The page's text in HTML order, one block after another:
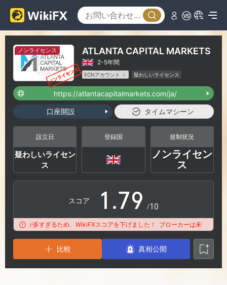
ノンライセンス ATLANTA CAPITAL MARKETS
2-5年間
ECNアカウント
疑わしいライセンス
疑わしい事業範囲
ハイリスクレベル
https://atlantacapitalmarkets.com/ja/
口座開設 タイムマシーン
設立日
疑わしいライセン
ス
登録国 規制状況
ノンライセン
ス
スコア
0
1
2
3
.
1
2
3
4
5
6
7
8
9
3
4
5
6
7
8
9 /10
の苦情が多すぎるため、WikiFXスコアを下げました！ ブローカーは未解決の苦
比較 真相公開